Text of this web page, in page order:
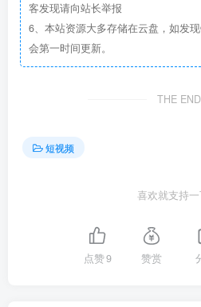
客发现请向站长举报
6、本站资源大多存储在云盘，如发
会第一时间更新。
THE END
短视频
喜欢就支持
点赞9 赞赏